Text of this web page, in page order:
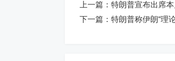
上一篇： 特朗普宣布出席
下一篇： 特朗普称伊朗“理